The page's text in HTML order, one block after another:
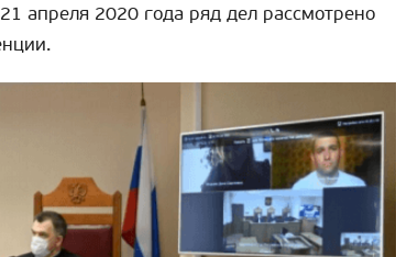
апреля 2020 года ряд дел рассмотрено